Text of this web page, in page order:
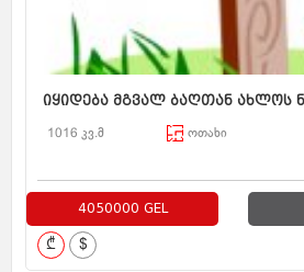
იყიდება მგვალ ბაღთან ახლოს
1016 კვ.მ ოთახი
4050000 GEL
₾ $